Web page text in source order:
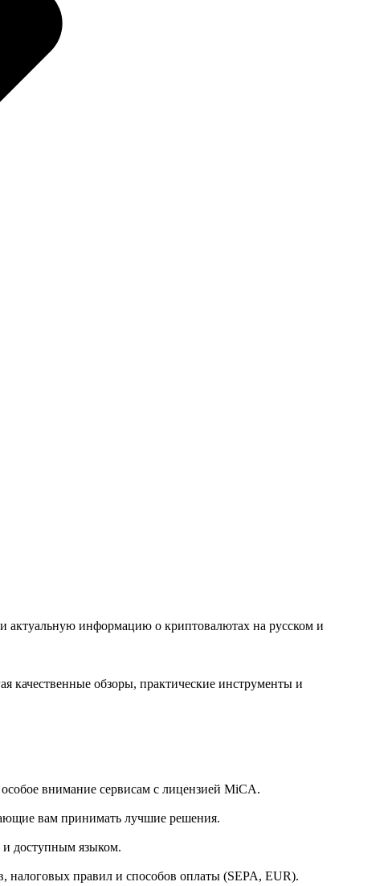
актуальную информацию о криптовалютах на русском и
качественные обзоры, практические инструменты и
внимание сервисам с лицензией MiCA.
вам принимать лучшие решения.
доступным языком.
налоговых правил и способов оплаты (SEPA, EUR).